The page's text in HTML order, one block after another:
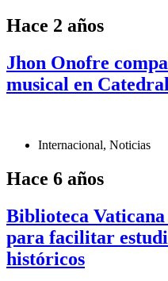
Hace 2 años
Jhon Onofre
musical en
Internacional, Noticias
Hace 6 años
Biblioteca
para facilitar
históricos